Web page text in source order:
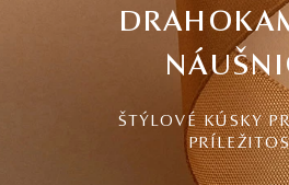
ŠTÝLOVÉ KÚSKY